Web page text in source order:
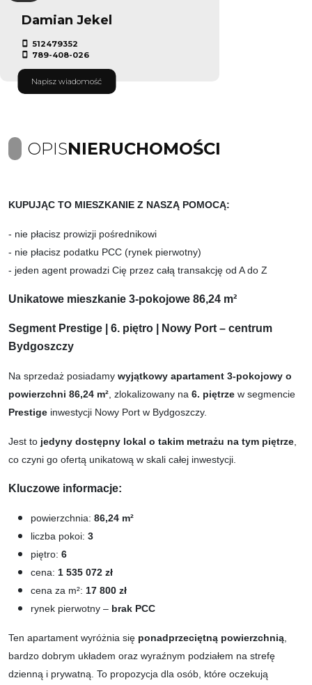
Damian Jekel
512479352
789-408-026
Napisz wiadomość
OPISNIERUCHOMOŚCI
KUPUJĄC TO MIESZKANIE Z NASZĄ POMOCĄ:
- nie płacisz prowizji pośrednikowi
- nie płacisz podatku PCC (rynek pierwotny)
- jeden agent prowadzi Cię przez całą transakcję od A do Z
Unikatowe mieszkanie 3-pokojowe 86,24 m²
Segment Prestige | 6. piętro | Nowy Port – centrum
Bydgoszczy
Na sprzedaż posiadamy wyjątkowy apartament 3-pokojowy o
powierzchni 86,24 m² , zlokalizowany na 6. piętrze w segmencie
Prestige inwestycji Nowy Port w Bydgoszczy.
Jest to jedyny dostępny lokal o takim metrażu na tym piętrze
co czyni go ofertą unikatową w skali całej inwestycji.
Kluczowe informacje:
powierzchnia: 86,24 m²
liczba pokoi: 3
piętro: 6
cena: 1 535 072 zł
cena za m²: 17 800 zł
rynek pierwotny – brak PCC
Ten apartament wyróżnia się ponadprzeciętną powierzchnią
bardzo dobrym układem oraz wyraźnym podziałem na strefę
dzienną i prywatną. To propozycja dla osób, które oczekują